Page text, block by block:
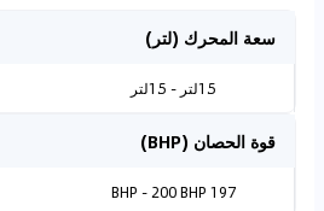
سعة المحرك (لتر)
1.5لتر - 1.5لتر
قوة الحصان (BHP)
197 BHP - 200 BHP